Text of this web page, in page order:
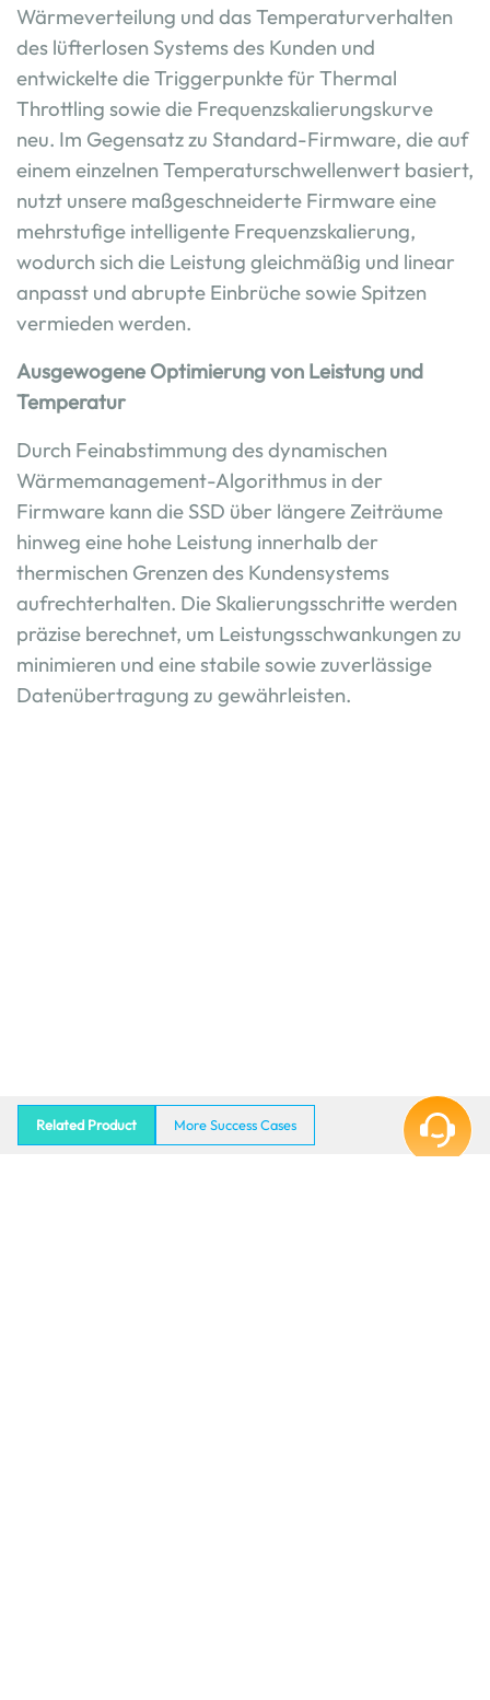
Wärmeverteilung und das Temperaturverhalten
des lüfterlosen Systems des Kunden und
entwickelte die Triggerpunkte für Thermal
Throttling sowie die Frequenzskalierungskurve
neu. Im Gegensatz zu Standard-Firmware, die auf
einem einzelnen Temperaturschwellenwert basiert,
nutzt unsere maßgeschneiderte Firmware eine
mehrstufige intelligente Frequenzskalierung,
wodurch sich die Leistung gleichmäßig und linear
anpasst und abrupte Einbrüche sowie Spitzen
vermieden werden.
Ausgewogene Optimierung von Leistung und
Temperatur
Durch Feinabstimmung des dynamischen
Wärmemanagement-Algorithmus in der
Firmware kann die SSD über längere Zeiträume
hinweg eine hohe Leistung innerhalb der
thermischen Grenzen des Kundensystems
aufrechterhalten. Die Skalierungsschritte werden
präzise berechnet, um Leistungsschwankungen zu
minimieren und eine stabile sowie zuverlässige
Datenübertragung zu gewährleisten.
Related Product More Success Cases